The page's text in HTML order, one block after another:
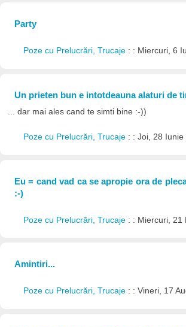
Party
Poze cu Prelucrări, Trucaje : : Miercuri, 6
Un prieten bun e intotdeauna alaturi de
... dar mai ales cand te simti bine :-))
Poze cu Prelucrări, Trucaje : : Joi, 28 Iunie
Eu = cand vad ca se apropie ora de
:-)
Poze cu Prelucrări, Trucaje : : Miercuri, 21
Amintiri...
Poze cu Prelucrări, Trucaje : : Vineri, 17